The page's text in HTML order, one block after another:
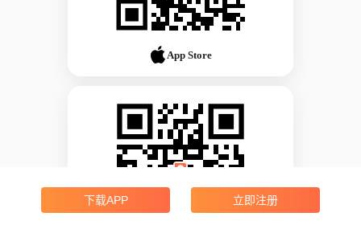
App Store
下载APP 立即注册